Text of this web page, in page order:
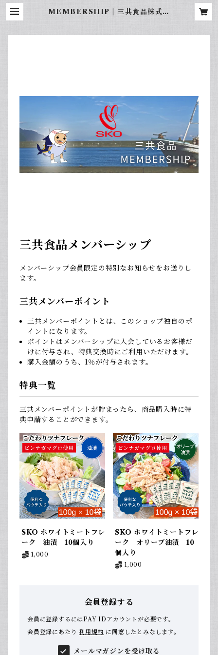
MEMBERSHIP | 三共食品株式会
三共食品メンバーシップ
メンバーシップ会員限定の特別なお知らせをお送りし
ます。
三共メンバーポイント
三共メンバーポイントとは、このショップ独自のポ
イントになります。
ポイントはメンバーシップに入会しているお客様だ
けに付与され、特典交換時にご利用いただけます。
購入金額のうち、1％が付与されます。
特典一覧
三共メンバーポイントが貯まったら、商品購入時に特
典申請することができます。
SKO ホワイトミートフレ
ーク 油漬 10個入り
1,000
SKO ホワイトミートフレ
ーク オリーブ油漬 10
個入り
1,000
会員登録する
会員に登録するにはPAY IDアカウントが必要です。
会員登録にあたり利用規約 に同意したとみなします。
メールマガジンを受け取る